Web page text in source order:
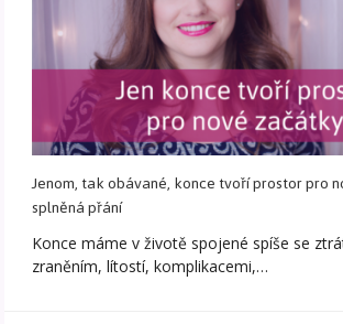
Jenom, tak obávané, konce tvoří prostor pro
splněná přání
Konce máme v životě spojené spíše se
zraněním, lítostí, komplikacemi,…